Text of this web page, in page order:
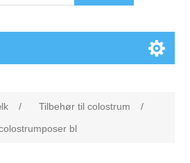
/ Tilbehør til colostrum
/
bl